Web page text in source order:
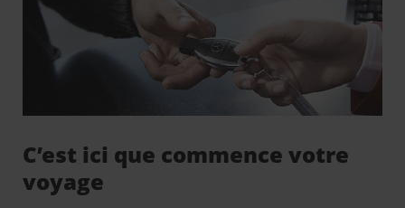
C’est ici que commence votre
voyage